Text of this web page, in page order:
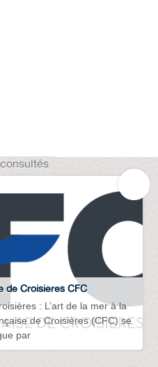
de Croisières CFC
: L’art de la mer à la
de Croisières (CFC) se
par